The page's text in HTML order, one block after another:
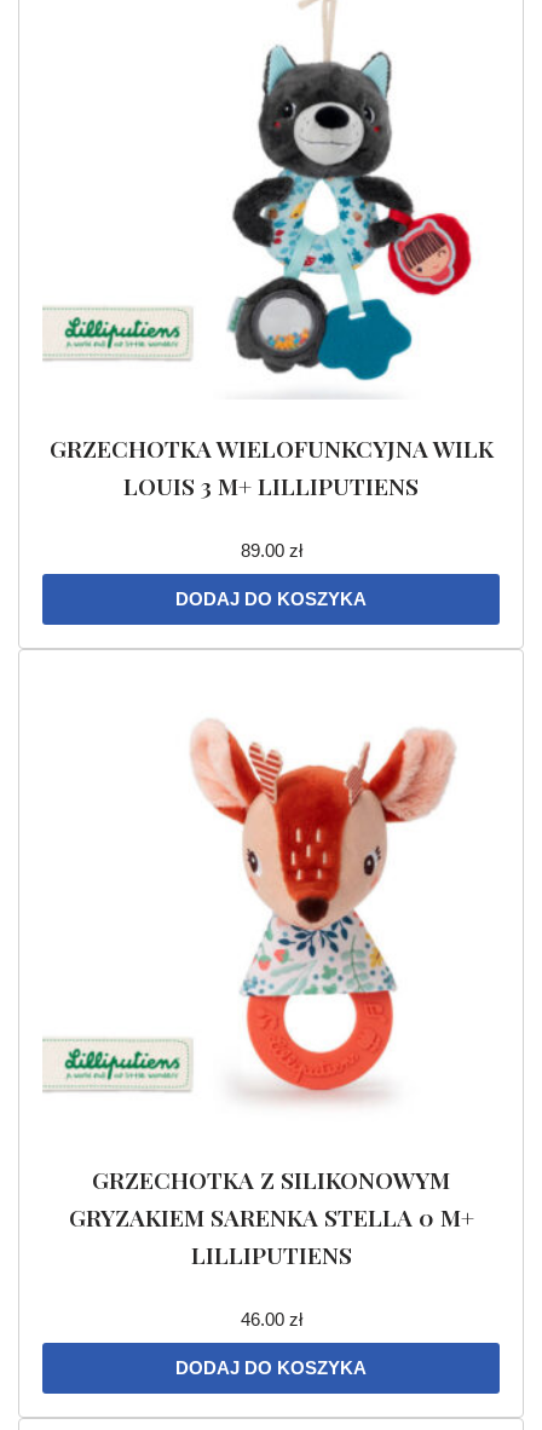
GRZECHOTKA WIELOFUNKCYJNA WILK
LOUIS 3 M+ LILLIPUTIENS
89.00 zł
DODAJ DO KOSZYKA
GRZECHOTKA Z SILIKONOWYM
GRYZAKIEM SARENKA STELLA 0 M+
LILLIPUTIENS
46.00 zł
DODAJ DO KOSZYKA